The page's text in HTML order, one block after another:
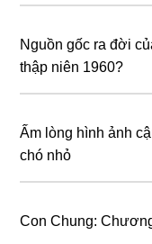
Nguồn gốc ra đời
thập niên 1960?
Ấm lòng hình ảnh
chó nhỏ
Con Chung: